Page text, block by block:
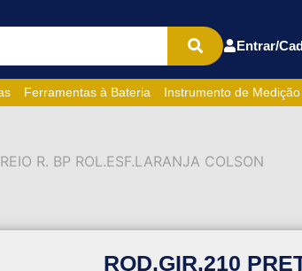
Entrar/
Ferramentas à Bateria Instrumento de
R. BP ROL.ESF.LARANJA COLSON
ROD.GIR.210